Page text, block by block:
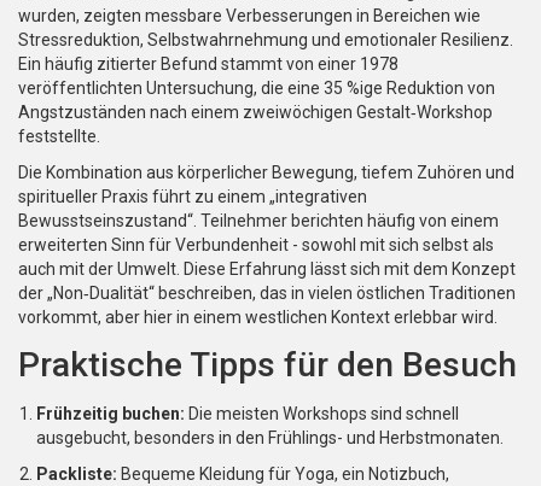
wurden, zeigten messbare Verbesserungen in Bereichen wie
Stressreduktion, Selbstwahrnehmung und emotionaler Resilienz.
Ein häufig zitierter Befund stammt von einer 1978
veröffentlichten Untersuchung, die eine 35 %ige Reduktion von
Angstzuständen nach einem zweiwöchigen Gestalt‑Workshop
feststellte.
Die Kombination aus körperlicher Bewegung, tiefem Zuhören und
spiritueller Praxis führt zu einem „integrativen
Bewusstseinszustand“. Teilnehmer berichten häufig von einem
erweiterten Sinn für Verbundenheit - sowohl mit sich selbst als
auch mit der Umwelt. Diese Erfahrung lässt sich mit dem Konzept
der „Non‑Dualität“ beschreiben, das in vielen östlichen Traditionen
vorkommt, aber hier in einem westlichen Kontext erlebbar wird.
Praktische Tipps für den Besuch
Frühzeitig buchen: Die meisten Workshops sind schnell
ausgebucht, besonders in den Frühlings- und Herbstmonaten.
Packliste: Bequeme Kleidung für Yoga, ein Notizbuch,